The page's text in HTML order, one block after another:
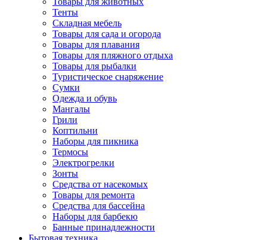
Тенты
Складная мебель
Товары для сада и огорода
Товары для плавания
Товары для пляжного отдыха
Товары для рыбалки
Туристическое снаряжение
Сумки
Одежда и обувь
Мангалы
Грили
Коптильни
Наборы для пикника
Термосы
Электрогрелки
Зонты
Средства от насекомых
Товары для ремонта
Средства для бассейна
Наборы для барбекю
Банные принадлежности
Бытовая техника